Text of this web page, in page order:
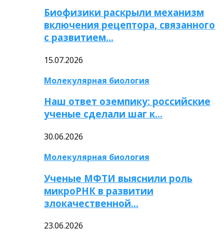
Биофизики раскрыли механизм
включения рецептора, связанного
с развитием…
15.07.2026
Молекулярная биология
Наш ответ оземпику: российские
ученые сделали шаг к…
30.06.2026
Молекулярная биология
Ученые МФТИ выяснили роль
микроРНК в развитии
злокачественной…
23.06.2026